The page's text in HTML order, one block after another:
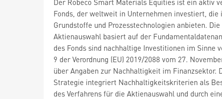
Fonds, der weltweit in Unternehmen investiert, die
Grundstoffe und Prozesstechnologien anbieten. Die
Aktienauswahl basiert auf der
des Fonds sind nachhaltige Investitionen im Sinne
9 der Verordnung (EU) 2019/2088 vom 27.
über Angaben zur Nachhaltigkeit im Finanzsektor.
Strategie integriert Nachhaltigkeitskriterien als
des Verfahrens für die Aktienauswahl und durch